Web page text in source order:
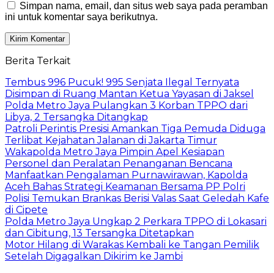
Simpan nama, email, dan situs web saya pada peramban
ini untuk komentar saya berikutnya.
Berita Terkait
Tembus 996 Pucuk! 995 Senjata Ilegal Ternyata
Disimpan di Ruang Mantan Ketua Yayasan di Jaksel
Polda Metro Jaya Pulangkan 3 Korban TPPO dari
Libya, 2 Tersangka Ditangkap
Patroli Perintis Presisi Amankan Tiga Pemuda Diduga
Terlibat Kejahatan Jalanan di Jakarta Timur
Wakapolda Metro Jaya Pimpin Apel Kesiapan
Personel dan Peralatan Penanganan Bencana
Manfaatkan Pengalaman Purnawirawan, Kapolda
Aceh Bahas Strategi Keamanan Bersama PP Polri
Polisi Temukan Brankas Berisi Valas Saat Geledah Kafe
di Cipete
Polda Metro Jaya Ungkap 2 Perkara TPPO di Lokasari
dan Cibitung, 13 Tersangka Ditetapkan
Motor Hilang di Warakas Kembali ke Tangan Pemilik
Setelah Digagalkan Dikirim ke Jambi